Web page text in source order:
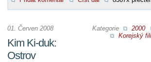
Kategorie 2000
Korejský
01. Červen 2008
Kim Ki-duk:
Ostrov